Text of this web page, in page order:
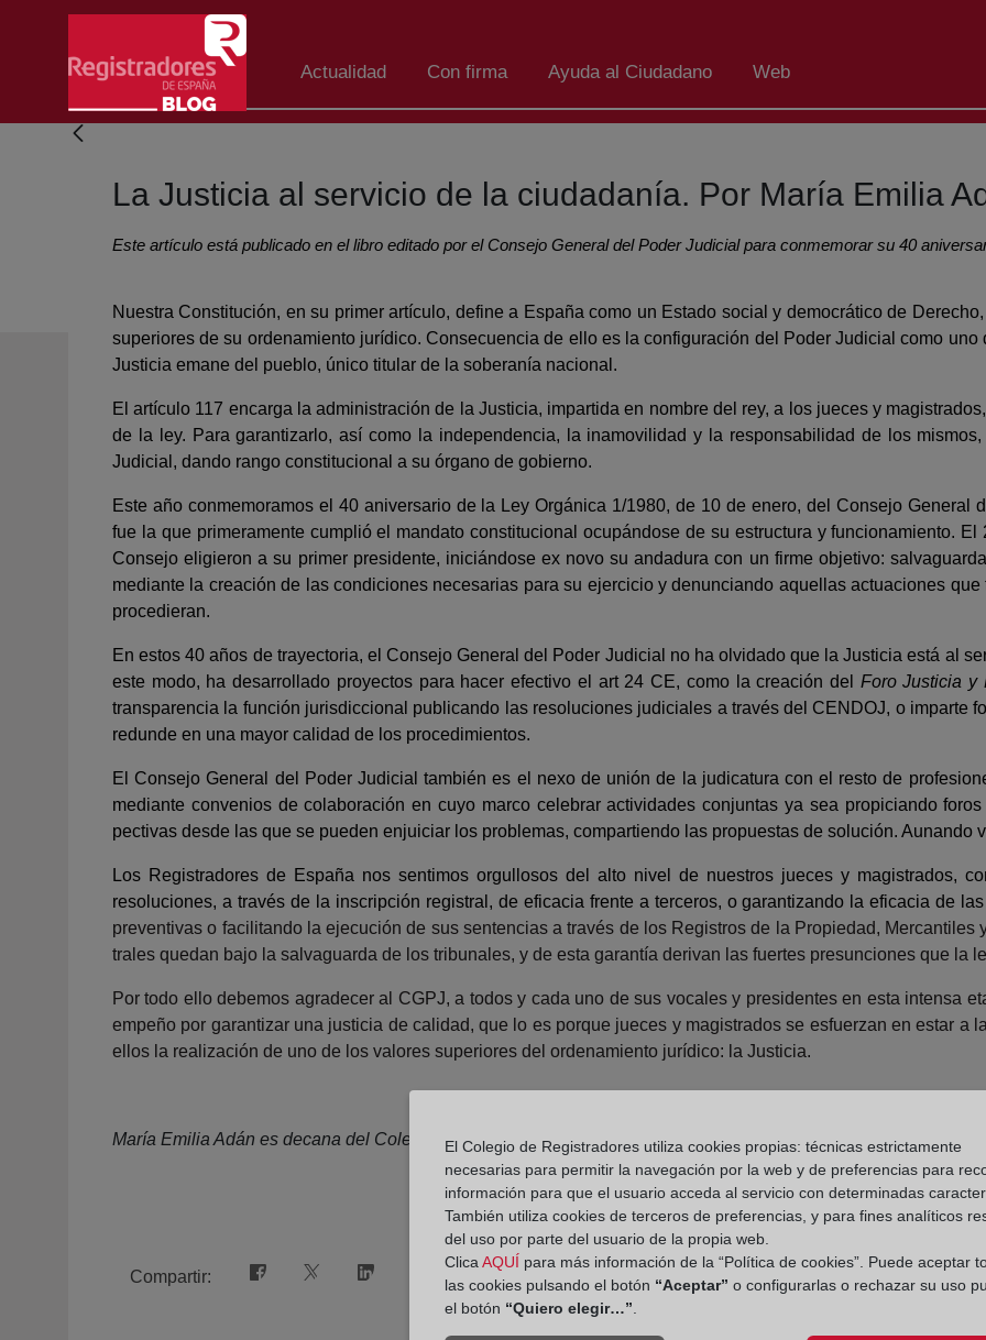
Saltar al contenido principal
Actualidad Con firma Ayuda al Ciudadano Web
La Justicia al servicio de la ciudadanía. Por María Emilia
Este artículo está publicado en el libro editado por el Consejo General del Poder Judicial para conmemorar su 40
Nuestra Constitución, en su primer artículo, define a España como un Estado social y democrático de
superiores de su ordenamiento jurídico. Consecuencia de ello es la configuración del Poder Judicial como
Justicia emane del pueblo, único titular de la soberanía nacional.
El artículo 117 encarga la administración de la Justicia, impartida en nombre del rey, a los jueces y
de la ley. Para garantizarlo, así como la independencia, la inamovilidad y la responsabilidad de los
Judicial, dando rango constitucional a su órgano de gobierno.
Este año conmemoramos el 40 aniversario de la Ley Orgánica 1/1980, de 10 de enero, del Consejo General
fue la que primeramente cumplió el mandato constitucional ocupándose de su estructura y funcionamiento.
Consejo eligieron a su primer presidente, iniciándose ex novo su andadura con un firme objetivo:
mediante la creación de las condiciones necesarias para su ejercicio y denunciando aquellas actuaciones
procedieran.
En estos 40 años de trayectoria, el Consejo General del Poder Judicial no ha olvidado que la Justicia está al
este modo, ha desarrollado proyectos para hacer efectivo el art 24 CE, como la creación del Foro Justicia y
transparencia la función jurisdiccional publicando las resoluciones judiciales a través del CENDOJ, o imparte
redunde en una mayor calidad de los procedimientos.
El Consejo General del Poder Judicial también es el nexo de unión de la judi­catura con el resto de
mediante convenios de colaboración en cuyo marco celebrar actividades con­juntas ya sea propiciando
pectivas desde las que se pueden enjuiciar los problemas, compartiendo las propuestas de solución. Aunando
Los Registradores de España nos sentimos orgullosos del alto nivel de nues­tros jueces y magistrados,
resoluciones, a través de la inscripción registral, de eficacia frente a terceros, o garantizando la eficacia de
preventivas o facilitando la ejecución de sus sentencias a través de los Registros de la Propiedad,
trales quedan bajo la salvaguarda de los tribunales, y de esta garantía derivan las fuertes presunciones que la
Por todo ello debemos agradecer al CGPJ, a todos y cada uno de sus vocales y presidentes en esta intensa
empeño por garantizar una justicia de calidad, que lo es porque jueces y magistrados se esfuerzan en estar a
ellos la realización de uno de los valores superiores del ordenamiento jurídico: la Justicia.
María Emilia Adán es decana del Colegio de Registradores de España.
Compartir:
El Colegio de Registradores utiliza cookies propias: técnicas estrictamente
necesarias para permitir la navegación por la web y de preferencias para
información para que el usuario acceda al servicio con determinadas
También utiliza cookies de terceros de preferencias, y para fines analíticos
del uso por parte del usuario de la propia web.
ClicaAQUÍ para más información de la “Política de cookies”. Puede aceptar
las cookies pulsando el botón “Aceptar” o configurarlas o rechazar su uso
el botón “Quiero elegir…”.